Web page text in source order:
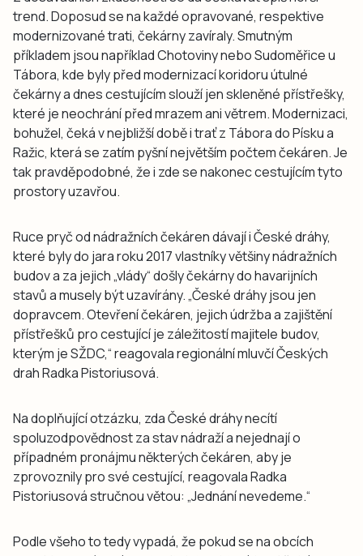
trend. Doposud se na každé opravované, respektive
modernizované trati, čekárny zavíraly. Smutným
příkladem jsou například Chotoviny nebo Sudoměřice u
Tábora, kde byly před modernizací koridoru útulné
čekárny a dnes cestujícím slouží jen skleněné přístřešky,
které je neochrání před mrazem ani větrem. Modernizaci,
bohužel, čeká v nejbližší době i trať z Tábora do Písku a
Ražic, která se zatím pyšní největším počtem čekáren. Je
tak pravděpodobné, že i zde se nakonec cestujícím tyto
prostory uzavřou.
Ruce pryč od nádražních čekáren dávají i České dráhy,
které byly do jara roku 2017 vlastníky většiny nádražních
budov a za jejich „vlády“ došly čekárny do havarijních
stavů a musely být uzavírány. „České dráhy jsou jen
dopravcem. Otevření čekáren, jejich údržba a zajištění
přístřešků pro cestující je záležitostí majitele budov,
kterým je SŽDC,“ reagovala regionální mluvčí Českých
drah Radka Pistoriusová.
Na doplňující otzázku, zda České dráhy necítí
spoluzodpovědnost za stav nádraží a nejednají o
případném pronájmu některých čekáren, aby je
zprovoznily pro své cestující, reagovala Radka
Pistoriusová stručnou větou: „Jednání nevedeme.“
Podle všeho to tedy vypadá, že pokud se na obcích